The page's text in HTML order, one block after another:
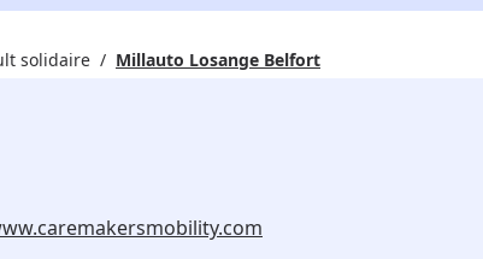
solidaire Millauto Losange Belfort